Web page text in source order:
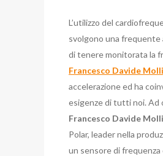
L’utilizzo del
svolgono una
di tenere monitorata la
Francesco Davide
accelerazione ed ha
esigenze di tutti noi. Ad
Francesco Davide
Polar, leader nella
un sensore di